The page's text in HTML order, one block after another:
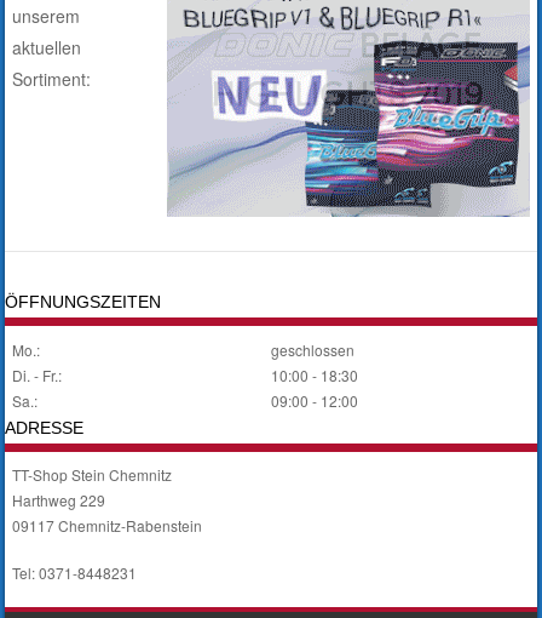
unserem
aktuellen
Sortiment:
ÖFFNUNGSZEITEN
Mo.:
geschlossen
Di. - Fr.:
10:00 - 18:30
Sa.:
09:00 - 12:00
ADRESSE
TT-Shop Stein Chemnitz
Harthweg 229
09117 Chemnitz-Rabenstein
Tel: 0371-8448231